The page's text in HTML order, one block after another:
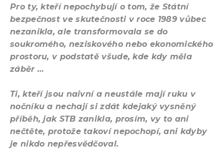
Pro ty, kteří nepochybují o tom, že Státní
bezpečnost ve skutečnosti v roce 1989 vůbec
nezanikla, ale transformovala se do
soukromého, neziskového nebo ekonomického
prostoru, v podstatě všude, kde kdy měla
záběr …
Ti, kteří jsou naivní a neustále mají ruku v
nočníku a nechají si zdát kdejaký vysněný
příběh, jak STB zanikla, prosím, vy to ani
nečtěte, protože takoví nepochopí, ani kdyby
je nikdo nepřesvědčoval.